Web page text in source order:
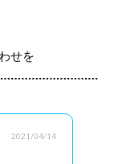
せを
2021/04/14